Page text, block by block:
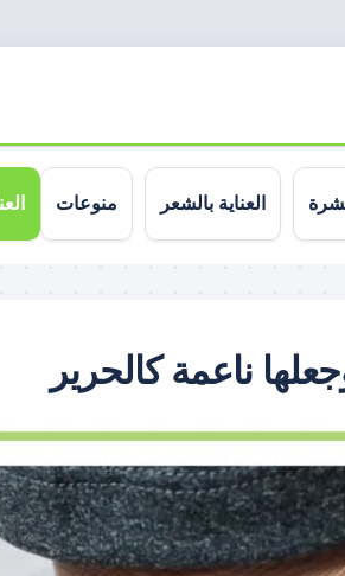
العناية بالشعر منوعات
ناعمة كالحرير